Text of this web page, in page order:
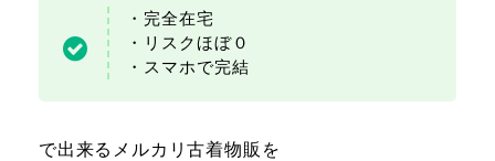
・完全在宅
・リスクほぼ０
・スマホで完結
で出来るメルカリ古着物販を